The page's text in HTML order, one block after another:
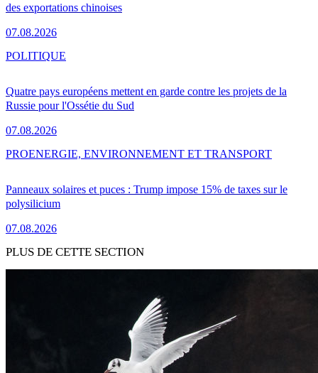
des exportations chinoises
07.08.2026
Quatre pays européens mettent en garde contre les projets de la
Russie pour l'Ossétie du Sud
07.08.2026
POLITIQUE
Panneaux solaires et puces : Trump impose 15% de taxes sur le
polysilicium
07.08.2026
PROENERGIE, ENVIRONNEMENT ET TRANSPORT
PLUS DE CETTE SECTION